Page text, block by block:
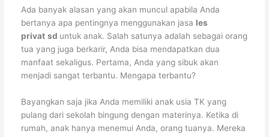
Ada banyak alasan yang akan muncul apabila Anda
bertanya apa pentingnya menggunakan jasa les
privat sd untuk anak. Salah satunya adalah sebagai orang
tua yang juga berkarir, Anda bisa mendapatkan dua
manfaat sekaligus. Pertama, Anda yang sibuk akan
menjadi sangat terbantu. Mengapa terbantu?
Bayangkan saja jika Anda memiliki anak usia TK yang
pulang dari sekolah bingung dengan materinya. Ketika di
rumah, anak hanya menemui Anda, orang tuanya. Mereka